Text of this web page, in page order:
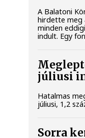
A Balatoni
hirdette meg
minden
indult. Egy
júliusi
Hatalmas
júliusi, 1,2
Sorra